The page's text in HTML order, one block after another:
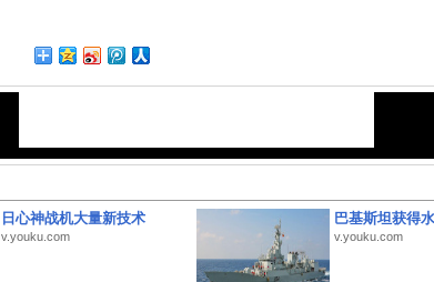
日心神战机大量新技术
v.youku.com
巴基斯坦获得
v.youku.com